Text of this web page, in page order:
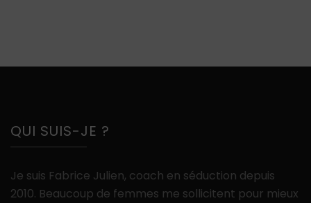
QUI SUIS-JE ?
Je suis Fabrice Julien, coach en séduction depuis
2010. Beaucoup de femmes me sollicitent pour mieux